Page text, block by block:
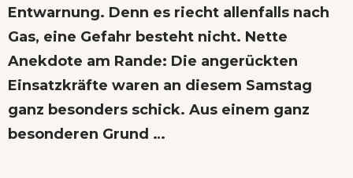
Entwarnung. Denn es riecht allenfalls nach
Gas, eine Gefahr besteht nicht. Nette
Anekdote am Rande: Die angerückten
Einsatzkräfte waren an diesem Samstag
ganz besonders schick. Aus einem ganz
besonderen Grund …